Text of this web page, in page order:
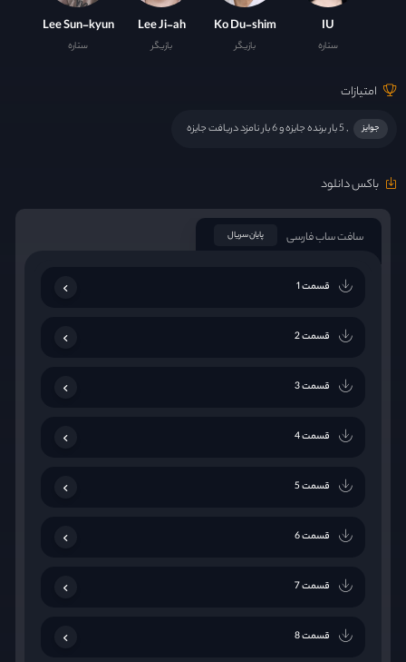
IU
ستاره
Ko Du-shim
بازیگر
Lee Ji-ah
بازیگر
Lee Sun-kyun
ستاره
امتیازات
جوایز , 5 بار برنده جایزه و 6 بار نامزد دریافت جایزه
باکس دانلود
سافت ساب فارسی پایان سریال
قسمت 1
قسمت 2
قسمت 3
قسمت 4
قسمت 5
قسمت 6
قسمت 7
قسمت 8